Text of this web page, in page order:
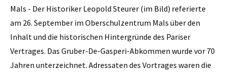
Mals - Der Historiker Leopold ­Steurer (im Bild) referierte
am 26. September im Oberschulzentrum Mals über den
Inhalt und die historischen Hintergründe des Pariser
Vertrages. Das Gruber-De-Gasperi-Abkommen wurde vor 70
Jahren unterzeichnet. Adressaten des Vortrages waren die